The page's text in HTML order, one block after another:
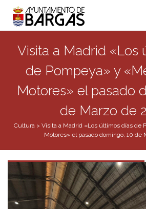
Visita a Madrid «Los
de Pompeya» y
Motores» el pasado
de Marzo de
Cultura > Visita a Madrid «Los últimos días de
Motores» el pasado domingo, 10 de